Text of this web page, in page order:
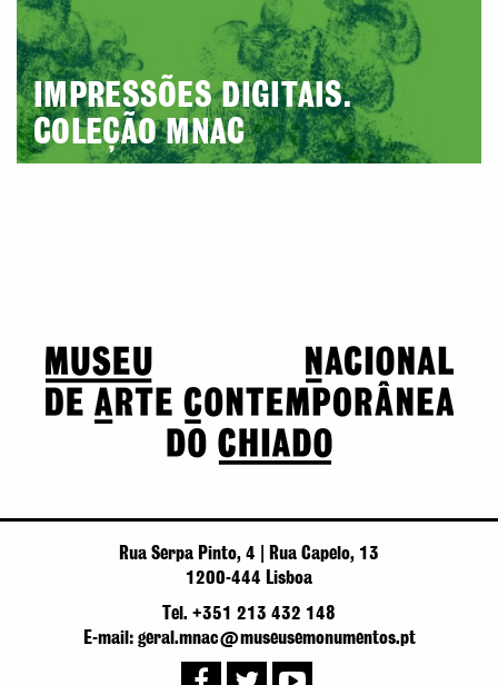
IMPRESSÕES DIGITAIS.
COLEÇÃO MNAC
Rua Serpa Pinto, 4 | Rua Capelo, 13
1200-444 Lisboa
Tel. +351 213 432 148
E-mail: geral.mnac@museusemonumentos.pt